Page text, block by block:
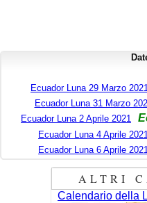
Ecuador Luna 29 Marzo
Ecuador Luna 31 Marzo
Ecuador Luna 2 Aprile 2021
Ecuador Luna 4 Aprile
Ecuador Luna 6 Aprile
ALTRI
Calendario della